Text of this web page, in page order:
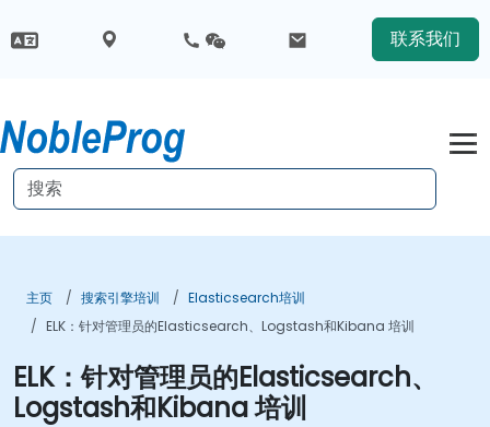
联系我们
主页 搜索引擎培训
Elasticsearch培训
ELK：针对管理员的Elasticsearch、Logstash和Kibana 培训
ELK：针对管理员的Elasticsearch、
Logstash和Kibana 培训